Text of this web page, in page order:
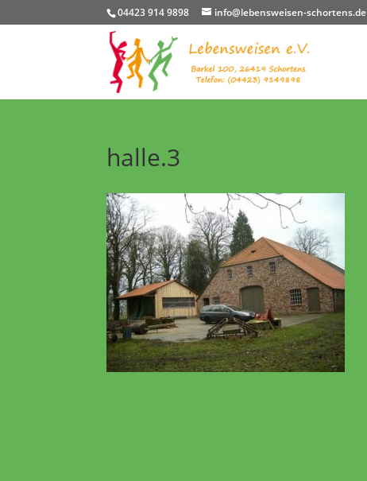
04423 914 9898 info@lebensweisen-schortens.de
halle.3